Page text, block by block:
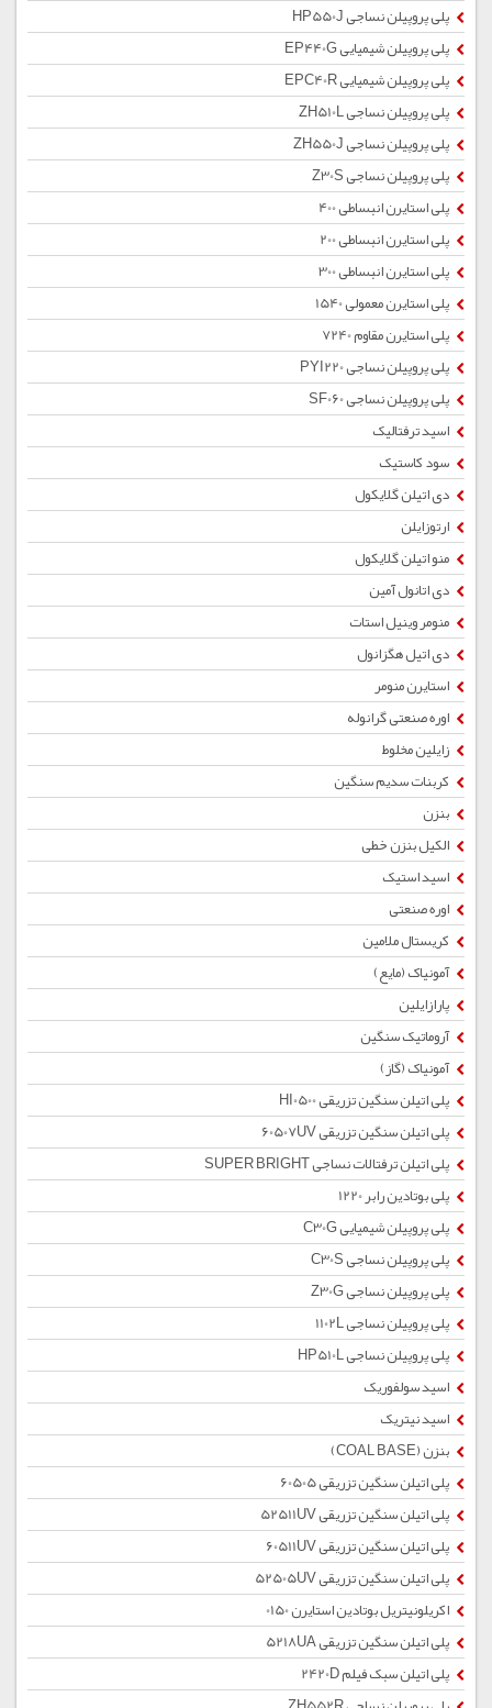
پلی پروپیلن نساجی HP550J
پلی پروپیلن شیمیایی EP440G
پلی پروپیلن شیمیایی EPC40R
پلی پروپیلن نساجی ZH510L
پلی پروپیلن نساجی ZH550J
پلی پروپیلن نساجی Z30S
پلی استایرن انبساطی 400
پلی استایرن انبساطی 200
پلی استایرن انبساطی 300
پلی استایرن معمولی 1540
پلی استایرن مقاوم 7240
پلی پروپیلن نساجی PYI220
پلی پروپیلن نساجی SF060
اسید ترفتالیک
سود کاستیک
دی اتیلن گلایکول
ارتوزایلن
منو اتیلن گلایکول
دی اتانول آمین
منومر وینیل استات
دی اتیل هگزانول
استایرن منومر
اوره صنعتی گرانوله
زایلین مخلوط
کربنات سدیم سنگین
بنزن
الکیل بنزن خطی
اسید استیک
اوره صنعتی
کریستال ملامین
آمونیاک (مایع)
پارازایلین
آروماتیک سنگین
آمونیاک (گاز)
پلی اتیلن سنگین تزریقی HI0500
پلی اتیلن سنگین تزریقی 60507UV
پلی اتیلن ترفتالات نساجی SUPER BRIGHT
پلی بوتادین رابر 1220
پلی پروپیلن شیمیایی C30G
پلی پروپیلن نساجی C30S
پلی پروپیلن نساجی Z30G
پلی پروپیلن نساجی 1102L
پلی پروپیلن نساجی HP510L
اسید سولفوریک
اسید نیتریک
بنزن (COAL BASE)
پلی اتیلن سنگین تزریقی 60505
پلی اتیلن سنگین تزریقی 52511UV
پلی اتیلن سنگین تزریقی 60511UV
پلی اتیلن سنگین تزریقی 52505UV
اکریلونیتریل بوتادین استایرن 0150
پلی اتیلن سنگین تزریقی 5218UA
پلی اتیلن سبک فیلم 2420D